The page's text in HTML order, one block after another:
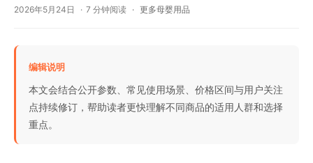
2026年5月24日 7 分钟阅读 更多母婴用品
编辑说明
本文会结合公开参数、常见使用场景、价格区间与用户关注
点持续修订，帮助读者更快理解不同商品的适用人群和选择
重点。